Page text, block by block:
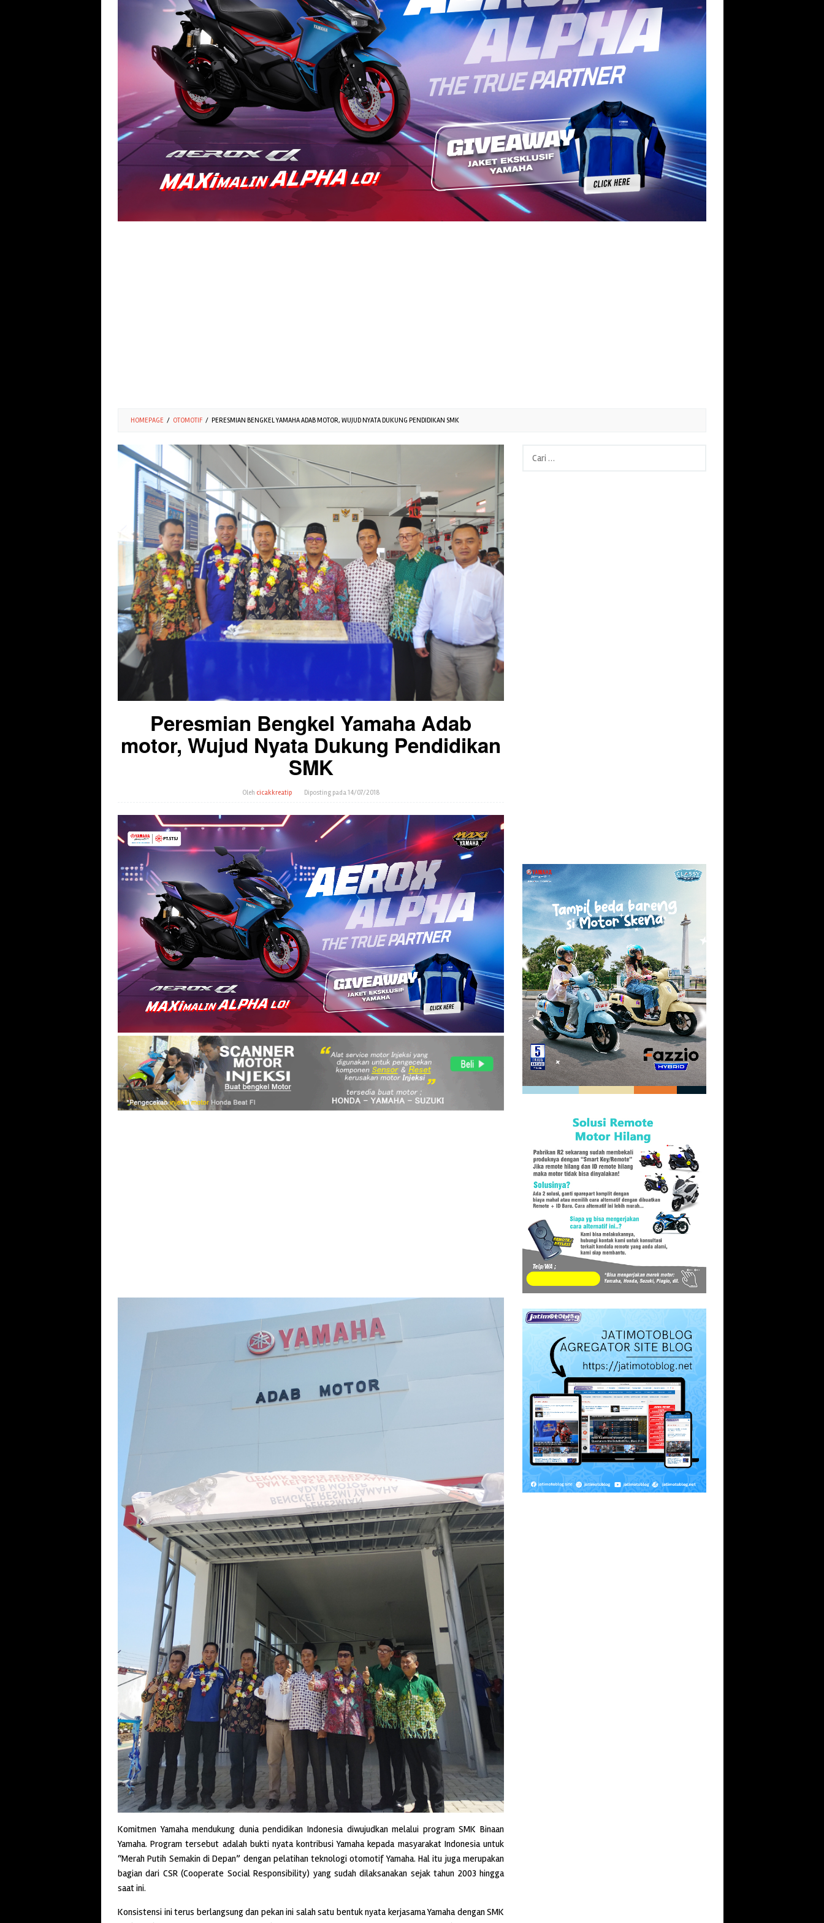
HOMEPAGE / OTOMOTIF / PERESMIAN BENGKEL YAMAHA ADAB MOTOR, WUJUD NYATA DUKUNG PENDIDIKAN SMK
Peresmian Bengkel Yamaha Adab
motor, Wujud Nyata Dukung Pendidikan
SMK
Oleh cicakkreatip Diposting pada14/07/2018
Komitmen Yamaha mendukung dunia pendidikan Indonesia diwujudkan melalui program SMK Binaan
Yamaha. Program tersebut adalah bukti nyata kontribusi Yamaha kepada masyarakat Indonesia untuk
“Merah Putih Semakin di Depan” dengan pelatihan teknologi otomotif Yamaha. Hal itu juga merupakan
bagian dari CSR (Cooperate Social Responsibility) yang sudah dilaksanakan sejak tahun 2003 hingga
saat ini.
Konsistensi ini terus berlangsung dan pekan ini salah satu bentuk nyata kerjasama Yamaha dengan SMK